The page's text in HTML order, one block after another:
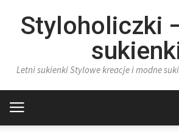
Styloholiczki
Letni sukienki Stylowe kreacje i modne